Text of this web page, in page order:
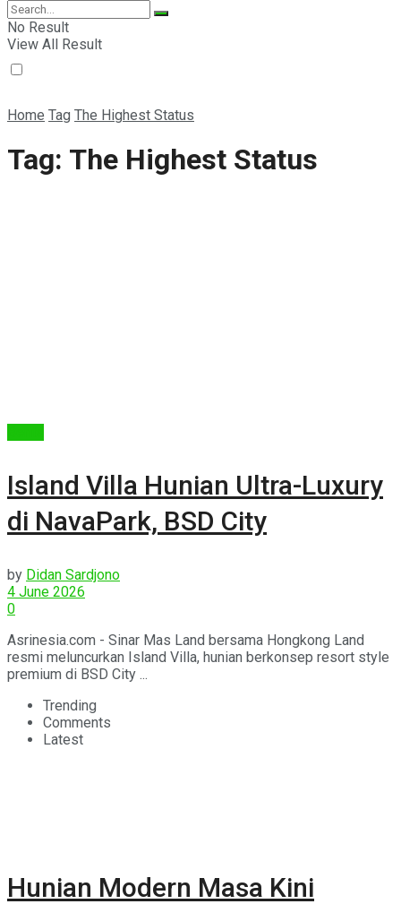
E-Magazine
No Result
View All Result
Home Tag The Highest Status
Tag: The Highest Status
Island Villa Hunian Ultra-Luxury
di NavaPark, BSD City
by Didan Sardjono
4 June 2026
0
Asrinesia.com - Sinar Mas Land bersama Hongkong Land
resmi meluncurkan Island Villa, hunian berkonsep resort style
premium di BSD City ...
Trending
Comments
Latest
Hunian Modern Masa Kini